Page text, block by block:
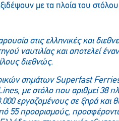
με τα πλοία του
στις ελληνικές και
ναυτιλίας και αποτελεί
διεθνώς.
σημάτωνSuperfast
, με στόλο που αριθμεί 38
εργαζομένους σε ξηρά και
55 προορισμούς,